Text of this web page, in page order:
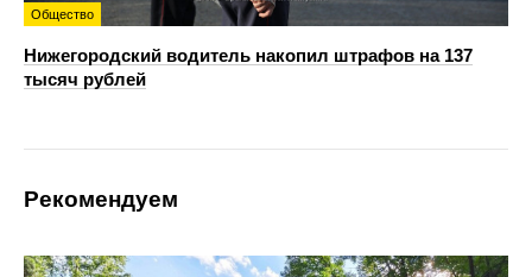
Общество
Нижегородский водитель накопил штрафов на 137
тысяч рублей
Рекомендуем